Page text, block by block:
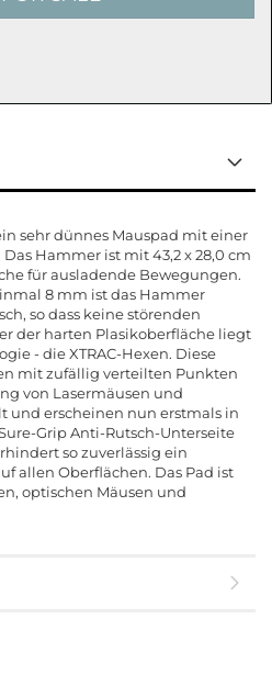
sehr dünnes Mauspad mit einer
Hammer ist mit 43,2 x 28,0 cm
für ausladende Bewegungen.
8 mm ist das Hammer
so dass keine störenden
der harten Plasikoberfläche liegt
- die XTRAC-Hexen. Diese
mit zufällig verteilten Punkten
von Lasermäusen und
und erscheinen nun erstmals in
Grip Anti-Rutsch-Unterseite
so zuverlässig ein
allen Oberflächen. Das Pad ist
optischen Mäusen und